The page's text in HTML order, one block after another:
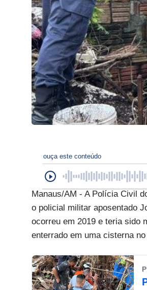
ouça este conteúdo
Manaus/AM - A Polícia Civil
o policial militar aposentado
ocorreu em 2019 e teria sido
enterrado em uma cisterna